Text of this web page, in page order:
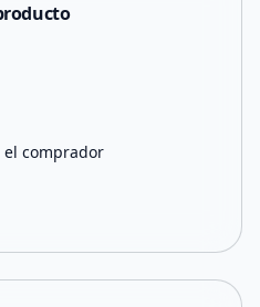
el comprador